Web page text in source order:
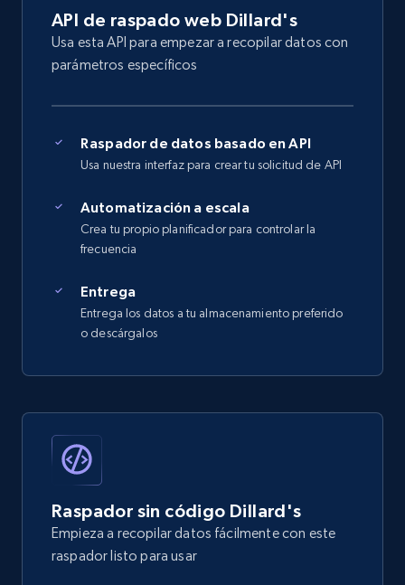
API de raspado web Dillard's
Usa esta API para empezar a recopilar datos con
parámetros específicos
Raspador de datos basado en API
Usa nuestra interfaz para crear tu solicitud de API
Automatización a escala
Crea tu propio planificador para controlar la
frecuencia
Entrega
Entrega los datos a tu almacenamiento preferido
o descárgalos
Raspador sin código Dillard's
Empieza a recopilar datos fácilmente con este
raspador listo para usar